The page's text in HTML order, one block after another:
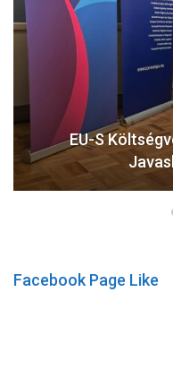
EU-S
Facebook Page Like